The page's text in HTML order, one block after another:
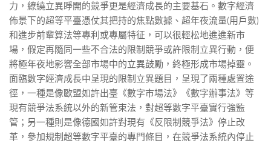
力，繚繞立異睜開的競爭更是經濟成長的主要基石。數字經濟
佈景下的超等平臺憑仗其把持的焦點數據、超年夜流量(用戶數)
和進步前輩算法等專利或專屬特征，可以很輕松地進進新市
場，假定再隨同一些不合法的限制競爭或許限制立異行動，便
將極年夜地影響全部市場中的立異鼓勵，終極形成市場掉靈。
面臨數字經濟成長中呈現的限制立異題目，呈現了兩種處置途
徑，一種是像歐盟如許出臺《數字市場法》《數字辦事法》等
現有競爭法系統以外的新管束法，對超等數字平臺實行強監
管；另一種則是像德國如許對現有《反限制競爭法》停止改
革，參加規制超等數字平臺的專門條目，在競爭法系統內停止